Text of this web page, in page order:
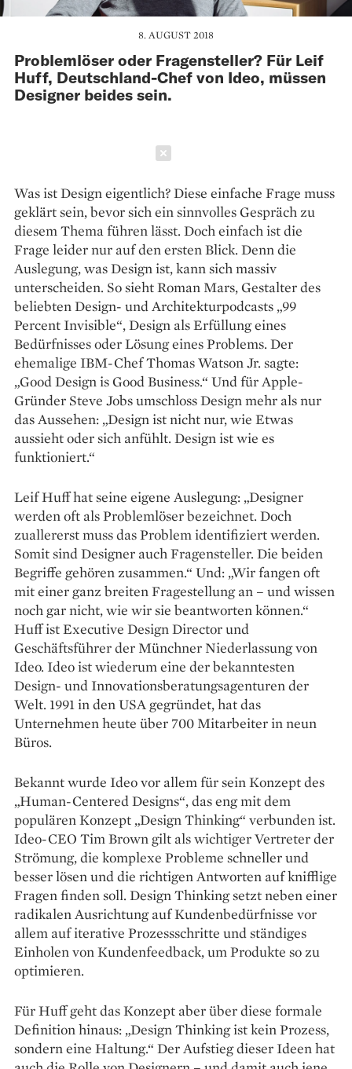
8. AUGUST 2018
Problemlöser oder Fragensteller? Für Leif
Huff, Deutschland-Chef von Ideo, müssen
Designer beides sein.
Was ist Design eigentlich? Diese einfache Frage muss
geklärt sein, bevor sich ein sinnvolles Gespräch zu
diesem Thema führen lässt. Doch einfach ist die
Frage leider nur auf den ersten Blick. Denn die
Auslegung, was Design ist, kann sich massiv
unterscheiden. So sieht Roman Mars, Gestalter des
beliebten Design- und Architekturpodcasts „99
Percent Invisible“, Design als Erfüllung eines
Bedürfnisses oder Lösung eines Problems. Der
ehemalige IBM-Chef Thomas Watson Jr. sagte:
„Good Design is Good Business.“ Und für Apple-
Gründer Steve Jobs umschloss Design mehr als nur
das Aussehen: „Design ist nicht nur, wie Etwas
aussieht oder sich anfühlt. Design ist wie es
funktioniert.“
Leif Huff hat seine eigene Auslegung: „De­signer
werden oft als Problemlöser bezeichnet. Doch
zuallererst muss das Problem identifiziert werden.
Somit sind Designer auch Fragensteller. Die beiden
Begriffe gehören zusammen.“ Und: „Wir fangen oft
mit einer ganz breiten Fragestellung an – und wissen
noch gar nicht, wie wir sie beantworten können.“
Huff ist Executive Design Director und
Geschäftsführer der Münchner Niederlassung von
Ideo. Ideo ist wiederum eine der bekanntesten
Design- und Innovations­beratungsagenturen der
Welt. 1991 in den USA gegründet, hat das
Unternehmen heute über 700 Mitarbeiter in neun
Büros.
Bekannt wurde Ideo vor allem für sein Konzept des
„Human-­Centered Designs“, das eng mit dem
populären Konzept „Design Thinking“ verbunden ist.
Ideo-CEO Tim Brown gilt als wichtiger Vertreter der
Strömung, die komplexe Probleme schneller und
besser lösen und die richtigen Antworten auf knifflige
Fragen finden soll. Design Thinking setzt neben einer
radikalen Ausrichtung auf Kundenbedürfnisse vor
allem auf iterative Prozessschritte und ständiges
Einholen von Kunden­feedback, um Produkte so zu
optimieren.
Für Huff geht das Konzept aber über diese formale
Definition hinaus: „Design Thinking ist kein Prozess,
sondern eine Haltung.“ Der Aufstieg dieser Ideen hat